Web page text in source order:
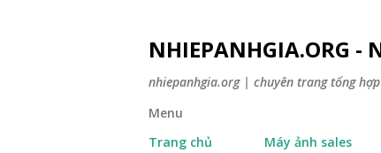
NHIEPANHGIA.ORG -
nhiepanhgia.org | chuyên trang tổng
Menu
Trang chủ
Máy ảnh sales